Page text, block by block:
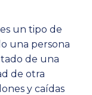
un tipo de
una persona
de una
de otra
y caídas